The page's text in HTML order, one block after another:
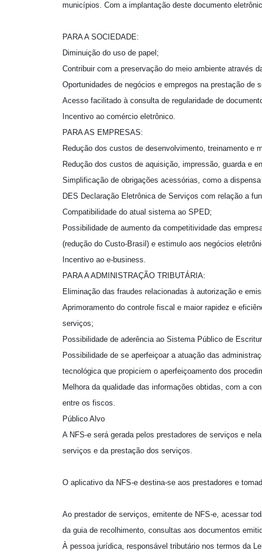
municípios. Com a implantação deste documento
PARA A SOCIEDADE:
Diminuição do uso de papel;
Contribuir com a preservação do meio ambiente através
Oportunidades de negócios e empregos na prestação de
Acesso facilitado à consulta de regularidade de
Incentivo ao comércio eletrônico.
PARA AS EMPRESAS:
Redução dos custos de desenvolvimento, treinamento e
Redução dos custos de aquisição, impressão, guarda e
Simplificação de obrigações acessórias, como a
DES Declaração Eletrônica de Serviços com relação a
Compatibilidade do atual sistema ao SPED;
Possibilidade de aumento da competitividade das
(redução do Custo-Brasil) e estimulo aos negócios
Incentivo ao e-business.
PARA A ADMINISTRAÇÃO TRIBUTÁRIA:
Eliminação das fraudes relacionadas à autorização e
Aprimoramento do controle fiscal e maior rapidez e
serviços;
Possibilidade de aderência ao Sistema Público de
Possibilidade de se aperfeiçoar a atuação das
tecnológica que propiciem o aperfeiçoamento dos
Melhora da qualidade das informações obtidas, com a
entre os fiscos.
Público Alvo
A NFS-e será gerada pelos prestadores de serviços e
serviços e da prestação dos serviços.
O aplicativo da NFS-e destina-se aos prestadores e
Ao prestador de serviços, emitente de NFS-e, acessar
da guia de recolhimento, consultas aos documentos
À pessoa jurídica, responsável tributário nos termos da